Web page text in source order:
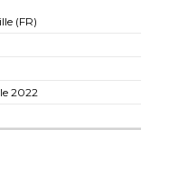
(FR)
2022